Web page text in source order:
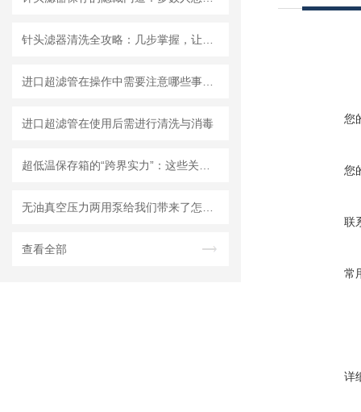
进口超滤管在使用后需进行清洗与消毒
查看全部
您
您
联
常
详